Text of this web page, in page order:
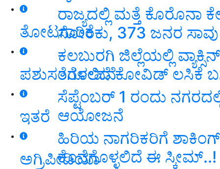
ತೋಟಗಾರಿಕೆ
ಪಶುಸಂಗೋಪನೆ
ಇತರೆ
ಅಗ್ರಿಪೀಡಿಯಾ
ರಾಜ್ಯದಲ್ಲಿ ಮತ್ತೆ
ಸೋಂಕು, 373 ಜನರ ಸಾವು
ಕಲಬುರಗಿ ಜಿಲ್ಲೆಯಲ್ಲಿ
ತೆರಳಲಿದೆ ಕೋವಿಡ್ ಲಸಿಕೆ
ಸೆಪ್ಟೆಂಬರ್ 1 ರಂದು
ಆಯೋಜನೆ
ಹಿರಿಯ ನಾಗರಿಕರಿಗೆ ಶಾಕಿಂಗ್‌
ಕೊನೆಗೊಳ್ಳಲಿದೆ ಈ ಸ್ಕೀಮ್‌..!